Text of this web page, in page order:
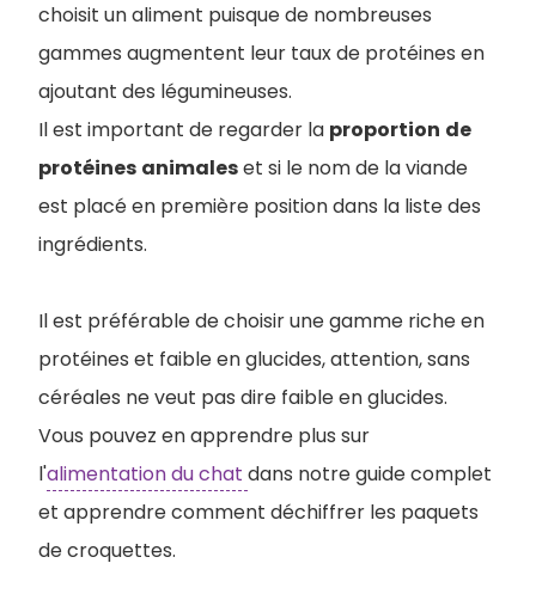
choisit un aliment puisque de nombreuses
gammes augmentent leur taux de protéines en
ajoutant des légumineuses.
Il est important de regarder la proportion de
protéines animaleset si le nom de la viande
est placé en première position dans la liste des
ingrédients.
Il est préférable de choisir une gamme riche en
protéines et faible en glucides, attention, sans
céréales ne veut pas dire faible en glucides.
Vous pouvez en apprendre plus sur
l'alimentation du chat dans notre guide complet
et apprendre comment déchiffrer les paquets
de croquettes.